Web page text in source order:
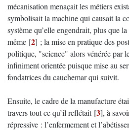
mécanisation menaçait les métiers
symbolisait la machine qui causait la
système qu’elle engendrait, plus que
même [2] ; la mise en pratique des
politique, "science" alors vénérée par
infiniment orientée puisque mise au
fondatrices du cauchemar qui suivit.
Ensuite, le cadre de la manufacture
travers tout ce qu’il reflétait[3], à
répressive : l’enfermement et